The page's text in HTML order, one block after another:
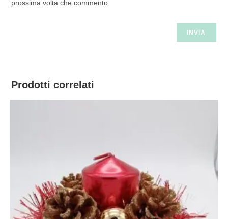
prossima volta che commento.
Prodotti correlati